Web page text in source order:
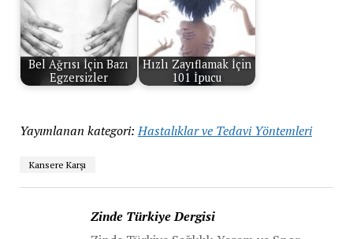
Bel Ağrısı İçin Bazı
Egzersizler
Hızlı Zayıflamak İçin
101 İpucu
Yayımlanan kategori: Hastalıklar ve Tedavi Yöntemleri
Kansere Karşı
Zinde Türkiye Dergisi